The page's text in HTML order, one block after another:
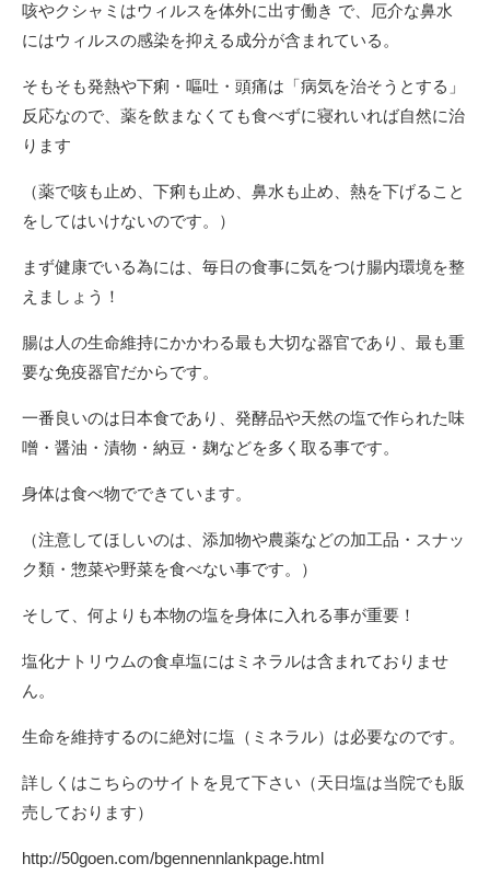
咳やクシャミはウィルスを体外に出す働き で、厄介な鼻水
にはウィルスの感染を抑える成分が含まれている。
そもそも発熱や下痢・嘔吐・頭痛は「病気を治そうとする」
反応なので、薬を飲まなくても食べずに寝れいれば自然に治
ります
（薬で咳も止め、下痢も止め、鼻水も止め、熱を下げること
をしてはいけないのです。）
まず健康でいる為には、毎日の食事に気をつけ腸内環境を整
えましょう！
腸は人の生命維持にかかわる最も大切な器官であり、最も重
要な免疫器官だからです。
一番良いのは日本食であり、発酵品や天然の塩で作られた味
噌・醤油・漬物・納豆・麹などを多く取る事です。
身体は食べ物でできています。
（注意してほしいのは、添加物や農薬などの加工品・スナッ
ク類・惣菜や野菜を食べない事です。）
そして、何よりも本物の塩を身体に入れる事が重要！
塩化ナトリウムの食卓塩にはミネラルは含まれておりませ
ん。
生命を維持するのに絶対に塩（ミネラル）は必要なのです。
詳しくはこちらのサイトを見て下さい（天日塩は当院でも販
売しております）
http://50goen.com/bgennennlankpage.html